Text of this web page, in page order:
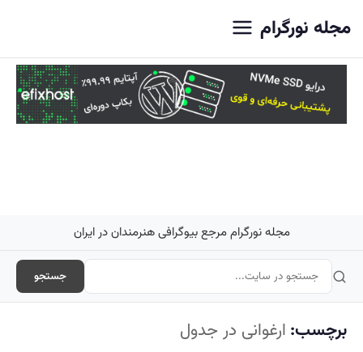
مجله نورگرام
مجله نورگرام مرجع بیوگرافی هنرمندان در ایران
جستجو
برچسب: ارغوانی در جدول